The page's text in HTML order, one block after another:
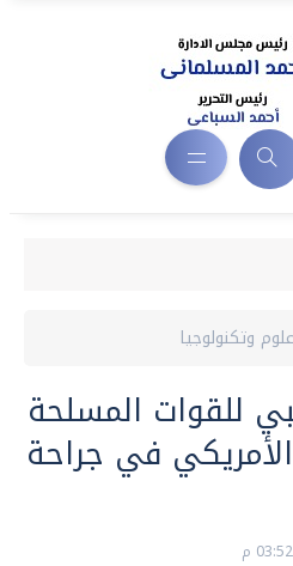
علوم وتكنولوجيا
للقوات المسلحة
في جراحة